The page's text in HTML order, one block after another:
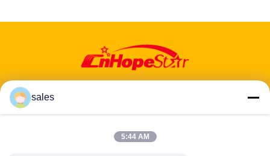
Adres: 601-606, verdieping 6, gebouw E, Yuanfen Industrial Park,
sales
5:44 AM